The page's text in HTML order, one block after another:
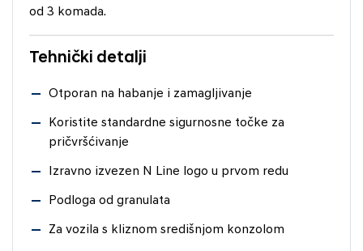
od 3 komada.
Tehnički detalji
Otporan na habanje i zamagljivanje
Koristite standardne sigurnosne točke za
pričvršćivanje
Izravno izvezen N Line logo u prvom redu
Podloga od granulata
Za vozila s kliznom središnjom konzolom